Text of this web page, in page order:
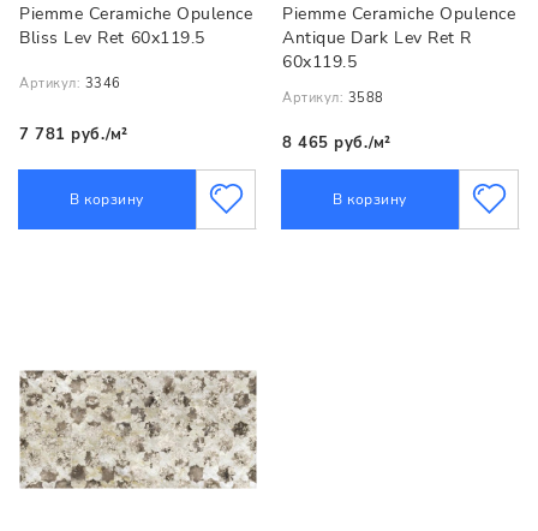
Piemme Ceramiche Opulence
Bliss Lev Ret 60x119.5
Артикул: 3346
7 781 руб./м²
В корзину
Piemme Ceramiche Opulence
Antique Dark Lev Ret R
60x119.5
Артикул: 3588
8 465 руб./м²
В корзину